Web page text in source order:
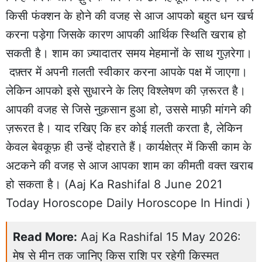
किसी फंक्शन के होने की वजह से आज आपको बहुत धन खर्च
करना पड़ेगा जिसके कारण आपकी आर्थिक स्थिति खराब हो
सकती है। शाम का ज़्यादातर समय मेहमानों के साथ गुज़रेगा।
दफ़्तर में अपनी ग़लती स्वीकार करना आपके पक्ष में जाएगा।
लेकिन आपको इसे सुधारने के लिए विश्लेषण की ज़रूरत है।
आपकी वजह से जिसे नुक़सान हुआ हो, उससे माफ़ी मांगने की
ज़रूरत है। याद रखिए कि हर कोई ग़लती करता है, लेकिन
केवल बेवकूफ़ ही उन्हें दोहराते हैं। कार्यक्षेत्र में किसी काम के
अटकने की वजह से आज आपका शाम का कीमती वक्त खराब
हो सकता है। (Aaj Ka Rashifal 8 June 2021
Today Horoscope Daily Horoscope In Hindi )
Read More: Aaj Ka Rashifal 15 May 2026:
मेष से मीन तक जानिए किस राशि पर रहेगी किस्मत